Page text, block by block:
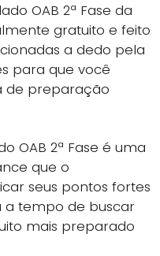
OAB 2ª Fase da
gratuito e feito
a dedo pela
para que você
de preparação
OAB 2ª Fase é uma
que o
seus pontos fortes
tempo de buscar
mais preparado